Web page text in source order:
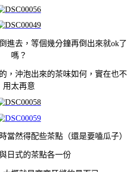
進去，等個幾分鐘再倒出來就ok了
嗎？
，沖泡出來的茶味如何，實在也不
用太再意
當然得配些茶點（還是要嗑瓜子）
日式的茶點各一份